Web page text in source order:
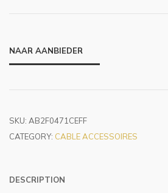
NAAR AANBIEDER
SKU: AB2F0471CEFF
CATEGORY: CABLE ACCESSOIRES
DESCRIPTION